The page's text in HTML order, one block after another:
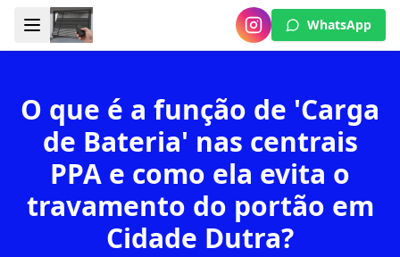
WhatsApp
O que é a função de 'Carga
de Bateria' nas centrais
PPA e como ela evita o
travamento do portão em
Cidade Dutra?